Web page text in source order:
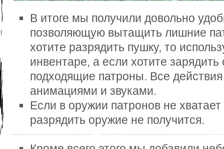
В итоге мы получили довольно
позволяющую вытащить лишние
хотите разрядить пушку, то
инвентаре, а если хотите
подходящие патроны. Все
анимациями и звуками.
Если в оружии патронов не
разрядить оружие не получится.